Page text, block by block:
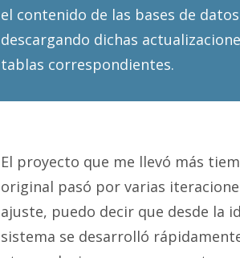
el contenido de las bases de
descargando dichas
tablas correspondientes.
El proyecto que me llevó más
original pasó por varias
ajuste, puedo decir que desde la
sistema se desarrolló